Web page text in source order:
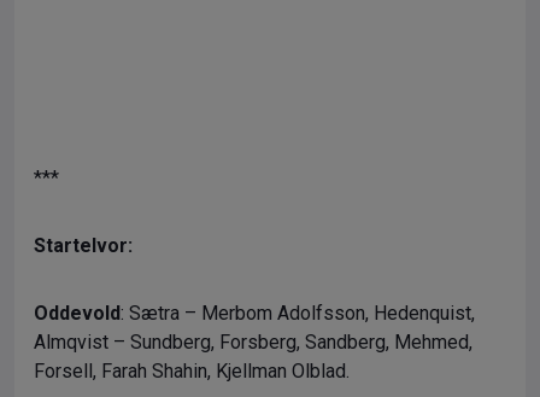
***
Startelvor:
Oddevold : Sætra – Merbom Adolfsson, Hedenquist,
Almqvist – Sundberg, Forsberg, Sandberg, Mehmed,
Forsell, Farah Shahin, Kjellman Olblad.